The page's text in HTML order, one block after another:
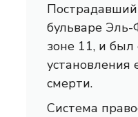
бульваре
зоне 11, и
смерти.
Система